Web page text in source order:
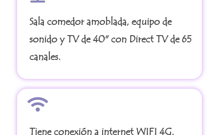
Sala comedor amoblada, equipo de
sonido y TV de 40" con Direct TV de 65
canales.
Tiene conexión a internet WIFI 4G.